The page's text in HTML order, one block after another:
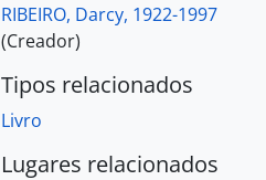
RIBEIRO, Darcy, 1922-1997
(Creador)
Tipos relacionados
Livro
Lugares relacionados